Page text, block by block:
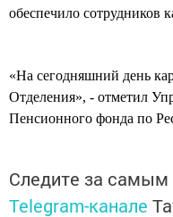
обеспечило сотрудников
«На сегодняшний день
Отделения», - отметил
Пенсионного фонда по
Следите за
Telegram-канале